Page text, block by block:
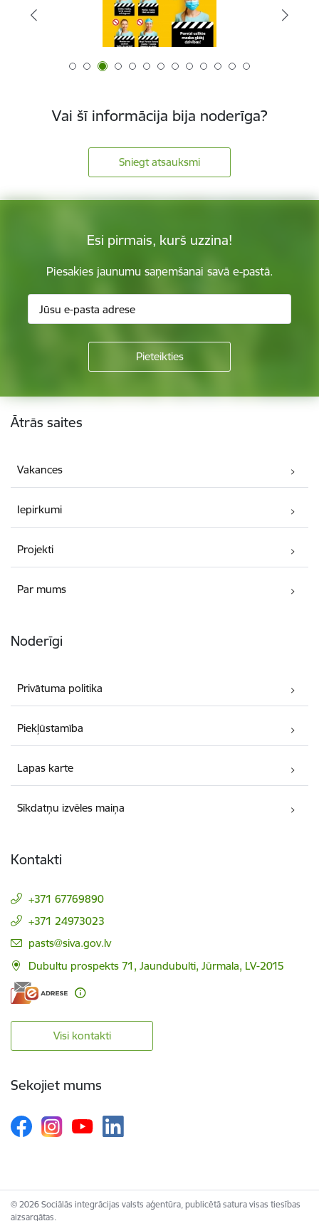
Vai šī informācija bija noderīga?
Sniegt atsauksmi
Esi pirmais, kurš uzzina!
Piesakies jaunumu saņemšanai savā e-pastā.
Kājene
Ātrās saites
Vakances
Iepirkumi
Projekti
Par mums
Noderīgi
Privātuma politika
Piekļūstamība
Lapas karte
Sīkdatņu izvēles maiņa
Kontakti
+371 67769890
+371 24973023
E-pasts:
pasts@siva.gov.lv
Dubultu prospekts 71, Jaundubulti, Jūrmala, LV-2015
Visi kontakti
Sekojiet mums
© 2026 Sociālās integrācijas valsts aģentūra, publicētā satura visas tiesības
aizsargātas.